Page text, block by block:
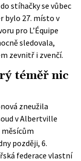
stíhačky se vůbec
bylo 27. místo v
pro L’Équipe
sledovala,
zevnitř i zvenčí.
téměř nic
zneužila
v Albertville
později, 6.
federace vlastní